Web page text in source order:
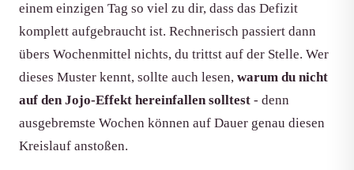
einem einzigen Tag so viel zu dir, dass das Defizit
komplett aufgebraucht ist. Rechnerisch passiert dann
übers Wochenmittel nichts, du trittst auf der Stelle. Wer
dieses Muster kennt, sollte auch lesen, warum du nicht
auf den Jojo-Effekt hereinfallen solltest - denn
ausgebremste Wochen können auf Dauer genau diesen
Kreislauf anstoßen.